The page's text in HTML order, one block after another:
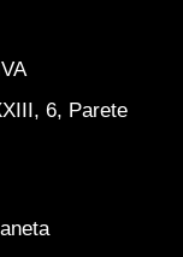
6, Parete